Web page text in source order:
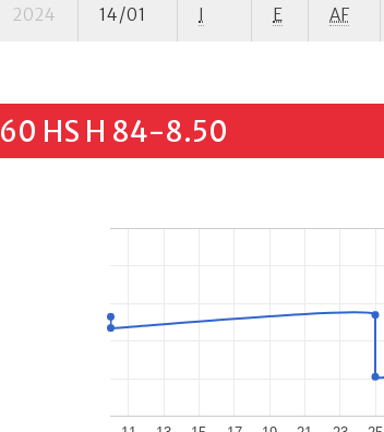
2024 14/01 I E AF
60 HS H 84-8.50